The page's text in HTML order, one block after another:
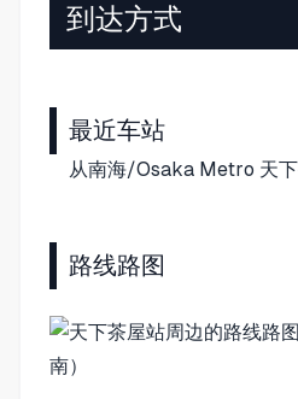
到达方式
最近车站
从南海/Osaka Metro 天
路线路图